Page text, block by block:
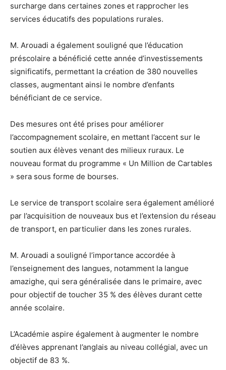
surcharge dans certaines zones et rapprocher les
services éducatifs des populations rurales.
M. Arouadi a également souligné que l’éducation
préscolaire a bénéficié cette année d’investissements
significatifs, permettant la création de 380 nouvelles
classes, augmentant ainsi le nombre d’enfants
bénéficiant de ce service.
Des mesures ont été prises pour améliorer
l’accompagnement scolaire, en mettant l’accent sur le
soutien aux élèves venant des milieux ruraux. Le
nouveau format du programme « Un Million de Cartables
» sera sous forme de bourses.
Le service de transport scolaire sera également amélioré
par l’acquisition de nouveaux bus et l’extension du réseau
de transport, en particulier dans les zones rurales.
M. Arouadi a souligné l’importance accordée à
l’enseignement des langues, notamment la langue
amazighe, qui sera généralisée dans le primaire, avec
pour objectif de toucher 35 % des élèves durant cette
année scolaire.
L’Académie aspire également à augmenter le nombre
d’élèves apprenant l’anglais au niveau collégial, avec un
objectif de 83 %.